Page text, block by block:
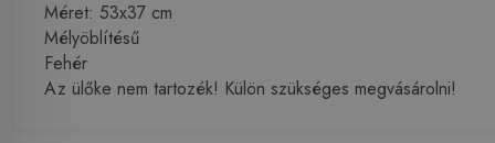
Méret: 53x37 cm
Mélyöblítésű
Fehér
Az ülőke nem tartozék! Külön szükséges megvásárolni!